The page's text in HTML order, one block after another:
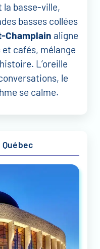
la basse-ville,
basses collées
Champlain aligne
cafés, mélange
L’oreille
le
se calme.